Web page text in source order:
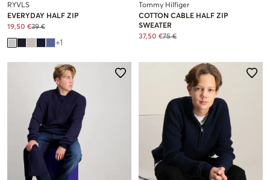
RYVLS
EVERYDAY HALF ZIP
19,50 €39 €
+1
Tommy Hilfiger
COTTON CABLE HALF ZIP
SWEATER
37,50 €75 €